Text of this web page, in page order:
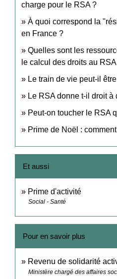
charge pour le RSA ?
À quoi correspond la
en France ?
Quelles sont les
le calcul des droits au
Le train de vie peut-il
Le RSA donne t-il droit à
Peut-on toucher le RSA
Prime de Noël :
Et aussi
Prime d'activité
Social - Santé
Pour en savoir plus
Revenu de solidarité
Ministère chargé des affaires